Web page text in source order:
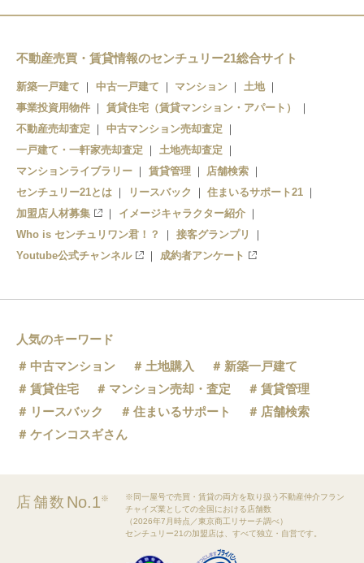
不動産売買・賃貸情報のセンチュリー21総合サイト
新築一戸建て 中古一戸建て マンション
土地
事業投資用物件
賃貸住宅（賃貸マンション・アパート）
不動産売却査定
中古マンション売却査定
一戸建て・一軒家売却査定
土地売却査定
マンションライブラリー
賃貸管理
店舗検索
センチュリー21とは
リースバック
住まいるサポート21
加盟店人材募集
イメージキャラクター紹介
Who is センチュリワン君！？
接客グランプリ
Youtube公式チャンネル
成約者アンケート
人気のキーワード
中古マンション
土地購入
新築一戸建て
賃貸住宅
マンション売却・査定
賃貸管理
リースバック
住まいるサポート
店舗検索
ケインコスギさん
店舗数 No.1※
※同一屋号で売買・賃貸の両方を取り扱う不動産仲介フラン
チャイズ業としての全国における店舗数
（2026年7月時点／東京商工リサーチ調べ）
センチュリー21の加盟店は、すべて独立・自営です。